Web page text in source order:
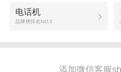
电话机
品牌榜排名NO.3
添加微信客服